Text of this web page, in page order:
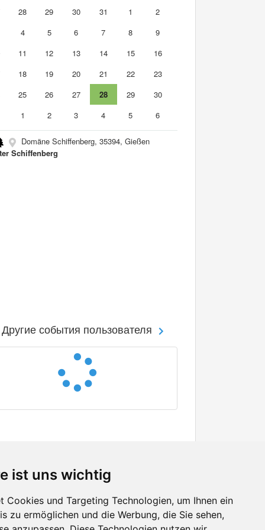
ist uns wichtig
Cookies und Targeting Technologien, um Ihnen ein
zu ermöglichen und die Werbung, die Sie sehen,
28 29 30 31 1
2
4 5 6 7 8
9
11 12 13 14 15
16
18 19 20 21 22
23
25 26 27 28 29
30
1 2 3 4 5 6
Domäne Schiffenberg, 35394, Gießen
Schiffenberg
Другие события пользователя
Facebook